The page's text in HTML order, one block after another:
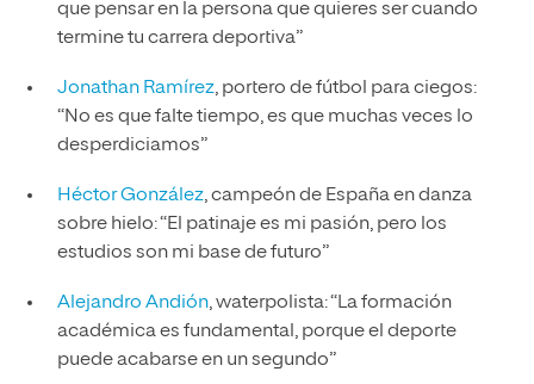
que pensar en la persona que quieres ser cuando
termine tu carrera deportiva”
Jonathan Ramírez, portero de fútbol para ciegos:
“No es que falte tiempo, es que muchas veces lo
desperdiciamos”
Héctor González, campeón de España en danza
sobre hielo: “El patinaje es mi pasión, pero los
estudios son mi base de futuro”
Alejandro Andión, waterpolista: “La formación
académica es fundamental, porque el deporte
puede acabarse en un segundo”